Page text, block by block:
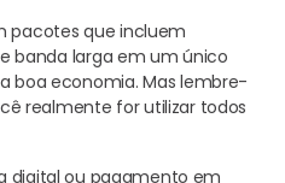
pacotes que incluem
banda larga em um único
boa economia. Mas lembre-
realmente for utilizar todos
digital ou pagamento em